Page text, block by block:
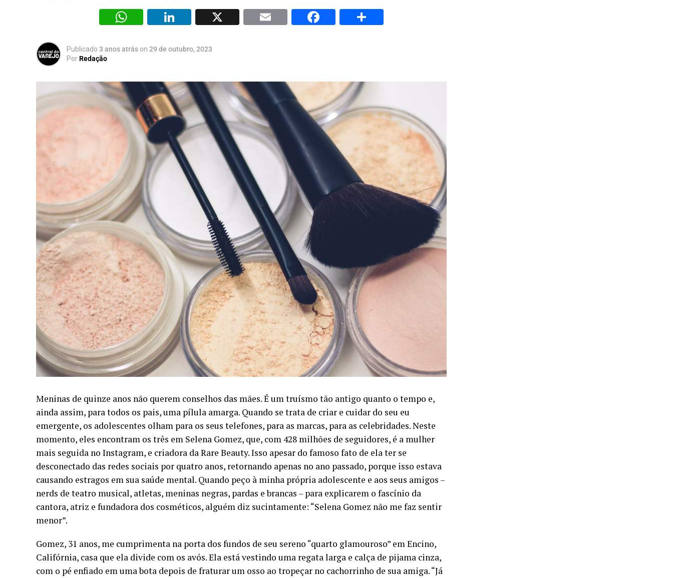
WhatsAppLinkedIn
X Email Facebook
Publicado 3 anos atrás on 29 de outubro, 2023
PorRedação
Meninas de quinze anos não querem conselhos das mães. É um truísmo tão antigo quanto o tempo e,
ainda assim, para todos os pais, uma pílula amarga. Quando se trata de criar e cuidar do seu eu
emergente, os adolescentes olham para os seus telefones, para as marcas, para as celebridades. Neste
momento, eles encontram os três em Selena Gomez, que, com 428 milhões de seguidores, é a mulher
mais seguida no Instagram, e criadora da Rare Beauty. Isso apesar do famoso fato de ela ter se
desconectado das redes sociais por quatro anos, retornando apenas no ano passado, porque isso estava
causando estragos em sua saúde mental. Quando peço à minha própria adolescente e aos seus amigos –
nerds de teatro musical, atletas, meninas negras, pardas e brancas – para explicarem o fascínio da
cantora, atriz e fundadora dos cosméticos, alguém diz sucintamente: “Selena Gomez não me faz sentir
menor”.
Gomez, 31 anos, me cumprimenta na porta dos fundos de seu sereno “quarto glamouroso” em Encino,
Califórnia, casa que ela divide com os avós. Ela está vestindo uma regata larga e calça de pijama cinza,
com o pé enfiado em uma bota depois de fraturar um osso ao tropeçar no cachorrinho de sua amiga. “Já